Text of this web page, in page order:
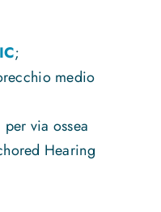
;
medio
via ossea
Hearing